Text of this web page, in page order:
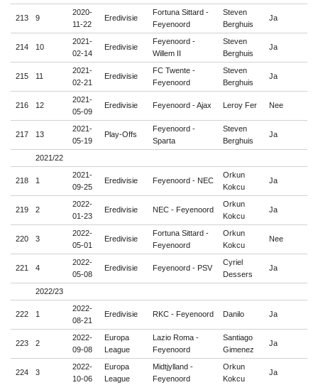
213 9
2020-
11-22
Eredivisie
Fortuna Sittard -
Feyenoord
Steven
Berghuis
Ja
214 10
2021-
02-14
Eredivisie
Feyenoord -
Willem II
Steven
Berghuis
Ja
215 11
2021-
02-21
Eredivisie
FC Twente -
Feyenoord
Steven
Berghuis
Ja
216 12
2021-
05-09
Eredivisie Feyenoord - Ajax Leroy Fer Nee
217 13
2021-
05-19
Play-Offs
Feyenoord -
Sparta
Steven
Berghuis
Ja
2021/22
218 1
2021-
09-25
Eredivisie Feyenoord - NEC
Orkun
Kokcu
Ja
219 2
2022-
01-23
Eredivisie NEC - Feyenoord
Orkun
Kokcu
Ja
220 3
2022-
05-01
Eredivisie
Fortuna Sittard -
Feyenoord
Orkun
Kokcu
Nee
221 4
2022-
05-08
Eredivisie Feyenoord - PSV
Cyriel
Dessers
Ja
2022/23
222 1
2022-
08-21
Eredivisie RKC - Feyenoord Danilo Ja
223 2
2022-
09-08
Europa
League
Lazio Roma -
Feyenoord
Santiago
Gimenez
Ja
224 3
2022-
10-06
Europa
League
Midtjylland -
Feyenoord
Orkun
Kokcu
Ja